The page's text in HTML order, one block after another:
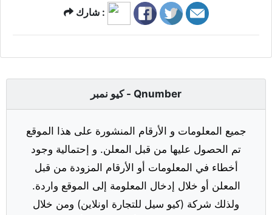
شارك :
كيو نمبر - Qnumber
جميع المعلومات و الأرقام المنشورة على هذا الموقع
تم الحصول عليها من قبل المعلن. و إحتمالية وجود
أخطاء في المعلومات أو الأرقام المزودة من قبل
المعلن أو خلال إدخال المعلومة إلى الموقع واردة.
ولذلك شركة (كيو سيل للتجارة اونلاين) ومن خلال